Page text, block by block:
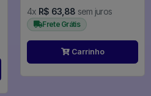
4x R$ 63,88 sem juros
Frete Grátis
Carrinho